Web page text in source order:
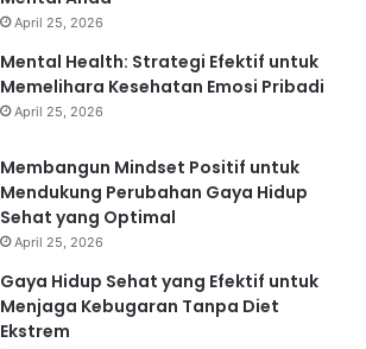
April 25, 2026
Mental Health: Strategi Efektif untuk
Memelihara Kesehatan Emosi Pribadi
April 25, 2026
Membangun Mindset Positif untuk
Mendukung Perubahan Gaya Hidup
Sehat yang Optimal
April 25, 2026
Gaya Hidup Sehat yang Efektif untuk
Menjaga Kebugaran Tanpa Diet
Ekstrem